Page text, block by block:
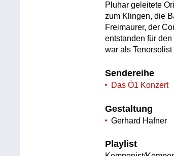
Pluhar geleitete
zum Klingen, die
Freimaurer, der
entstanden für
war als
Sendereihe
Das Ö1 Konzert
Gestaltung
Gerhard Hafner
Playlist